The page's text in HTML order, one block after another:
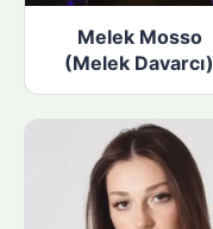
Melek Mosso
(Melek Davarcı)